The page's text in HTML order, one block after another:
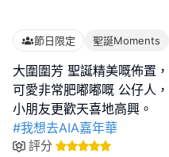
節日限定 聖誕Moments
大圍圍芳 聖誕精美嘅佈置
可愛非常肥嘟嘟嘅 公仔人
#我想去AIA嘉年華
評分